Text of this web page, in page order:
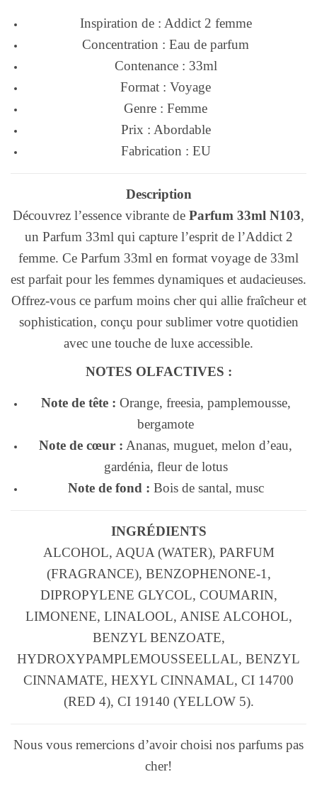
Inspiration de : Addict 2 femme
Concentration : Eau de parfum
Contenance : 33ml
Format : Voyage
Genre : Femme
Prix : Abordable
Fabrication : EU
Description
Découvrez l’essence vibrante de Parfum 33ml N103,
un Parfum 33ml qui capture l’esprit de l’Addict 2
femme. Ce Parfum 33ml en format voyage de 33ml
est parfait pour les femmes dynamiques et audacieuses.
Offrez-vous ce parfum moins cher qui allie fraîcheur et
sophistication, conçu pour sublimer votre quotidien
avec une touche de luxe accessible.
NOTES OLFACTIVES :
Note de tête : Orange, freesia, pamplemousse,
bergamote
Note de cœur : Ananas, muguet, melon d’eau,
gardénia, fleur de lotus
Note de fond : Bois de santal, musc
INGRÉDIENTS
ALCOHOL, AQUA (WATER), PARFUM
(FRAGRANCE), BENZOPHENONE-1,
DIPROPYLENE GLYCOL, COUMARIN,
LIMONENE, LINALOOL, ANISE ALCOHOL,
BENZYL BENZOATE,
HYDROXYPAMPLEMOUSSEELLAL, BENZYL
CINNAMATE, HEXYL CINNAMAL, CI 14700
(RED 4), CI 19140 (YELLOW 5).
Nous vous remercions d’avoir choisi nos parfums pas
cher!